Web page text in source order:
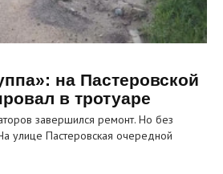
на Пастеровской
в тротуаре
завершился ремонт. Но без
улице Пастеровская очередной